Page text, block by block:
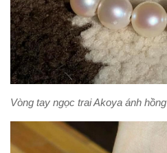
Vòng tay ngọc trai Akoya ánh hồng